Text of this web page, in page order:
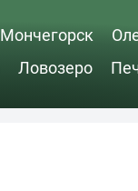
Мончегорск
Ловозеро